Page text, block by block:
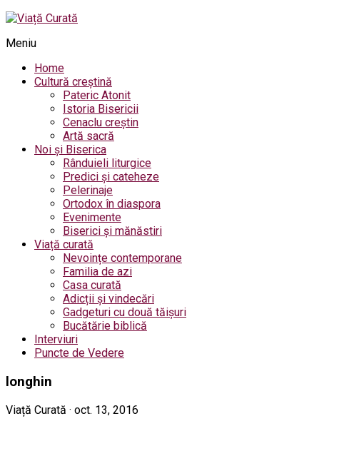
Meniu
Home
Cultură creștină
Pateric Atonit
Istoria Bisericii
Cenaclu creștin
Artă sacră
Noi și Biserica
Rânduieli liturgice
Predici și cateheze
Pelerinaje
Ortodox în diaspora
Evenimente
Biserici și mănăstiri
Viață curată
Nevoințe contemporane
Familia de azi
Casa curată
Adicții și vindecări
Gadgeturi cu două tăișuri
Bucătărie biblică
Interviuri
Puncte de Vedere
longhin
Viață Curată · oct. 13, 2016